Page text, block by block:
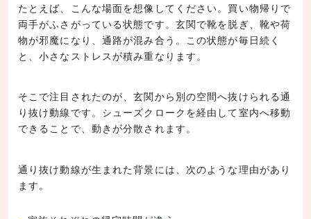
たとえば、こんな場面を想像してください。買い物帰りで
両手がふさがっている状態です。玄関で靴を脱ぎ、靴や荷
物が邪魔になり、通路が混み合う。この状態が毎日続く
と、小さなストレスが積み重なります。
そこで注目されたのが、玄関から別の空間へ抜けられる通
り抜け動線です。シューズクロークを経由して室内へ移動
できることで、動きが分散されます。
通り抜け動線が生まれた背景には、次のような理由があり
ます。